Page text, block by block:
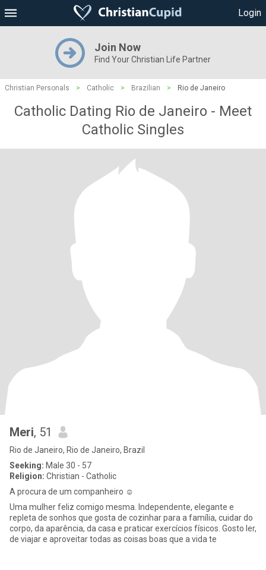
Login
Join Now
Find Your Christian Life Partner
Christian Personals > Catholic > Brazilian > Rio de Janeiro
Catholic Dating Rio de Janeiro - Meet
Catholic Singles
Meri, 51
Rio de Janeiro, Rio de Janeiro, Brazil
Seeking: Male 30 - 57
Religion: Christian - Catholic
A procura de um companheiro ☺️
Uma mulher feliz comigo mesma. Independente, elegante e
repleta de sonhos que gosta de cozinhar para a família, cuidar do
corpo, da aparência, da casa e praticar exercícios físicos. Gosto ler,
de viajar e aproveitar todas as coisas boas que a vida te